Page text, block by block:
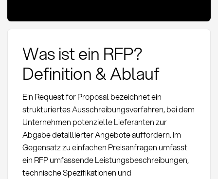
Was ist ein RFP?
Definition & Ablauf
Ein Request for Proposal bezeichnet ein
strukturiertes Ausschreibungsverfahren, bei dem
Unternehmen potenzielle Lieferanten zur
Abgabe detaillierter Angebote auffordern. Im
Gegensatz zu einfachen Preisanfragen umfasst
ein RFP umfassende Leistungsbeschreibungen,
technische Spezifikationen und